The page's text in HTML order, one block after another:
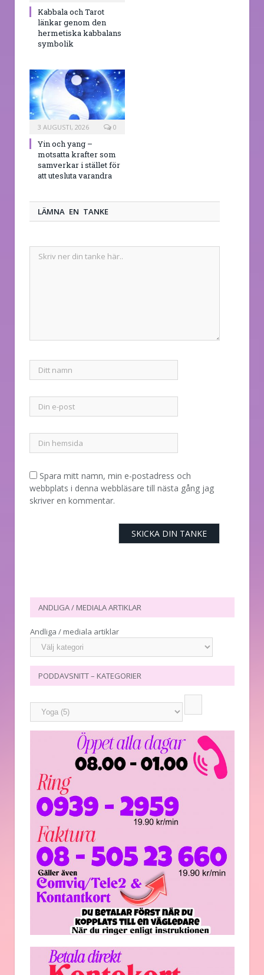
Kabbala och Tarot
länkar genom den
hermetiska kabbalans
symbolik
3 AUGUSTI, 2026 0
Yin och yang –
motsatta krafter som
samverkar i stället för
att utesluta varandra
LÄMNA EN TANKE
Spara mitt namn, min e-postadress och
webbplats i denna webbläsare till nästa gång jag
skriver en kommentar.
ANDLIGA / MEDIALA ARTIKLAR
Andliga / mediala artiklar
PODDAVSNITT – KATEGORIER